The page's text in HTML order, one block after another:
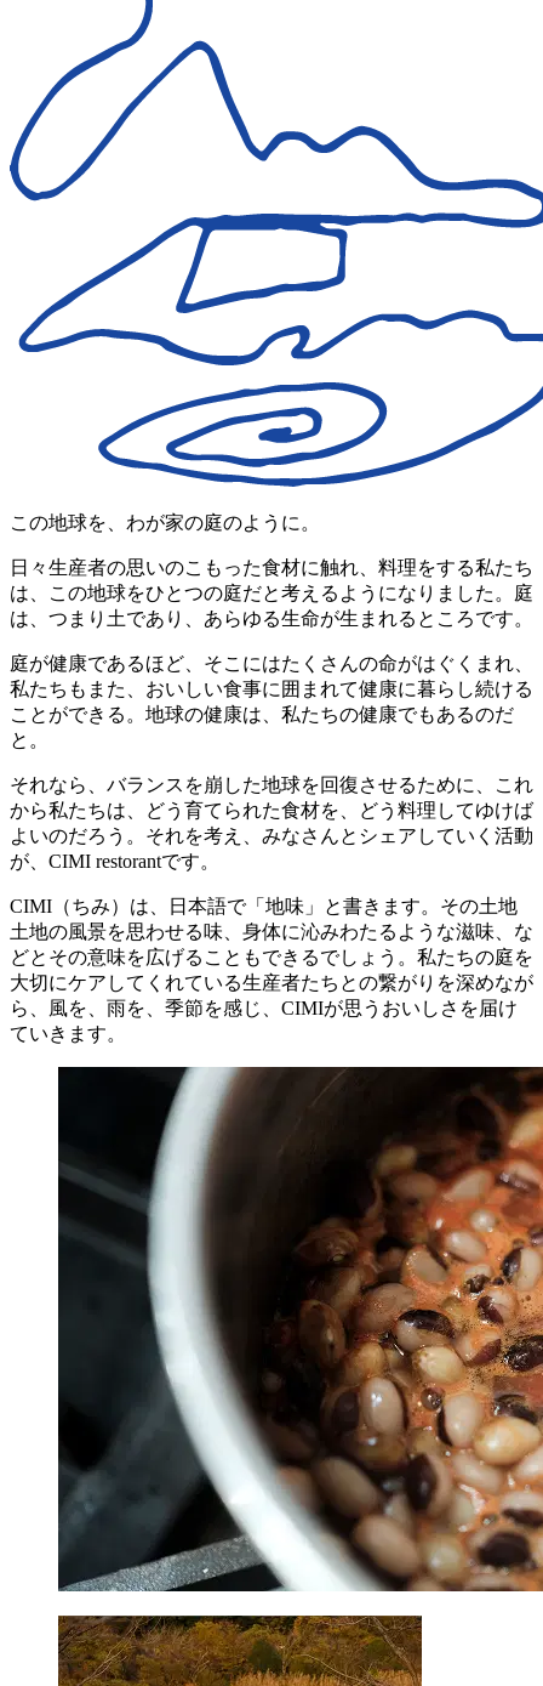
この地球を、わが家の庭のように。
日々生産者の思いのこもった食材に触れ、料理をする私たち
は、この地球をひとつの庭だと考えるようになりました。庭
は、つまり土であり、あらゆる生命が生まれるところです。
庭が健康であるほど、そこにはたくさんの命がはぐくまれ、
私たちもまた、おいしい食事に囲まれて健康に暮らし続ける
ことができる。地球の健康は、私たちの健康でもあるのだ
と。
それなら、バランスを崩した地球を回復させるために、これ
から私たちは、どう育てられた食材を、どう料理してゆけば
よいのだろう。それを考え、みなさんとシェアしていく活動
が、CIMI restorantです。
CIMI（ちみ）は、日本語で「地味」と書きます。その土地
土地の風景を思わせる味、身体に沁みわたるような滋味、な
どとその意味を広げることもできるでしょう。私たちの庭を
大切にケアしてくれている生産者たちとの繋がりを深めなが
ら、風を、雨を、季節を感じ、CIMIが思うおいしさを届け
ていきます。